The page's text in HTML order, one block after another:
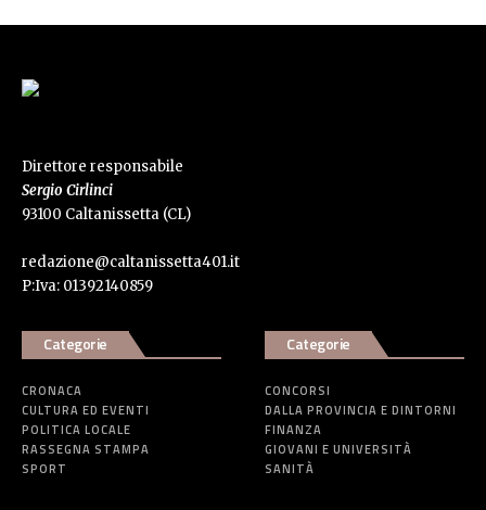
Direttore responsabile
Sergio Cirlinci
93100 Caltanissetta (CL)
redazione@caltanissetta401.it
P:Iva: 01392140859
Categorie
CRONACA
CULTURA ED EVENTI
POLITICA LOCALE
RASSEGNA STAMPA
SPORT
Categorie
CONCORSI
DALLA PROVINCIA E DINTORNI
FINANZA
GIOVANI E UNIVERSITÀ
SANITÀ